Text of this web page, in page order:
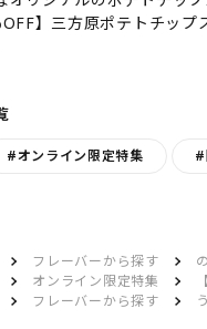
】三方原ポテトチッ
#オンライン限定特集 #
フレーバーから探す
オンライン限定特集
フレーバーから探す